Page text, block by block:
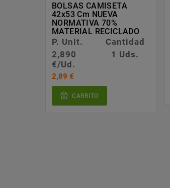
BOLSAS CAMISETA
42x53 Cm NUEVA
NORMATIVA 70%
MATERIAL RECICLADO
P. Unit.
Cantidad
2,890
€/Ud.
1 Uds.
2,89 €
CARRITO